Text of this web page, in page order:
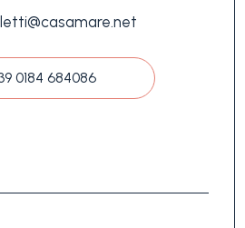
0184 684086